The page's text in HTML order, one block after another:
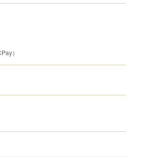
）